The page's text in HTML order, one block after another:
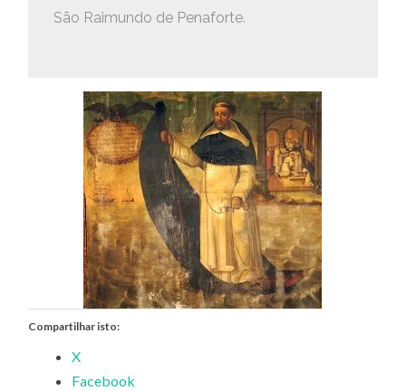
São Raimundo de Penaforte.
Compartilhar isto:
X
Facebook